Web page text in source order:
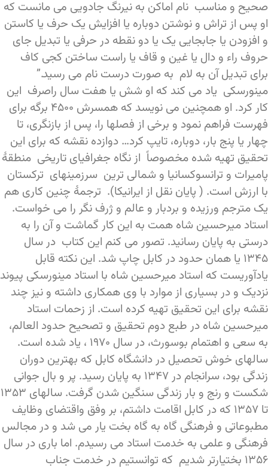
صحیح و مناسب نام اماکن به نیرنگ جادویی می مانست که
او پس از تراش و نوشتن دوباره یا افزایش یک حرف یا کاستن
و افزودن یا جابجایی یک یا دو نقطه در حرفی یا تبدیل جای
حروف راء و دال یا غین و قاف یا راست ساختن کجی کاف
برای تبدیل آن به لام به صورت درست نام می رسید.”
مینورسکی یاد می کند که او شش یا هفت سال راصرف این
کار کرد. او همچنین می نویسد که همسرش ۴۵۰۰ برگه برای
فهرست فراهم نمود و برخی از فصلها را، پس از بازنگری، تا
چهار یا پنج بار، دوباره، تایپ کرد… دوازده نقشه که برای این
تحقیق تهیه شده مخصوصاً از نگاه جغرافیای تاریخی منطقۀ
پامیرات و ترانسوکسانیا و شمالی ترین سرزمینهای ترکستان
با ارزش است. ( پایان نقل از ایرانیکا). ترجمۀ چنین کاری هم
یک مترجم ورزیده و بردبار و عالم و ژرف نگر را می خواست.
استاد میرحسین شاه همت به این کار گماشت و آن را به
درستی به پایان رسانید. تصور می کنم این کتاب در سال
۱۳۴۵ یا همان حدود در کابل چاپ شد. این نکته قابل
یادآوریست که استاد میرحسین شاه با استاد مینورسکی پیوند
نزدیک و در بسیاری از موارد با وی همکاری داشته و نیز چند
نقشه برای این تحقیق تهیه کرده است. از زحمات استاد
میرحسین شاه در طبع دوم تحقیق و تصحیح حدود العالم،
به سعی و اهتمام بوسورث، در سال ۱۹۷۰ ، یاد شده است.
سالهای خوش تحصیل در دانشگاه کابل که بهترین دوران
زندگی بود، سرانجام در ۱۳۴۷ به پایان رسید. پر و بال جوانی
شکست و رنج و بار زندگی سنگین شدن گرفت. سالهای ۱۳۵۳
تا ۱۳۵۷ که در کابل اقامت داشتم، بر وفق واقتضای وظایف
مطبوعاتی و فرهنگی گاه به گاه بخت یار می شد و در مجالس
فرهنگی و علمی به خدمت استاد می رسیدم. اما باری در سال
۱۳۵۶ بختیارتر شدیم که توانستیم در خدمت جناب